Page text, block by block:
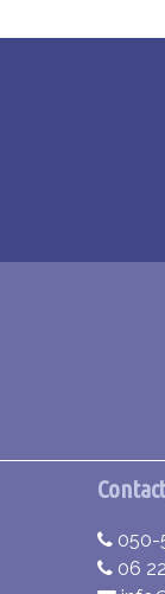
050-
06